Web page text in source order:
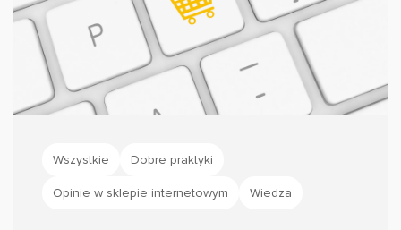
Wszystkie Dobre praktyki
Opinie w sklepie internetowym Wiedza